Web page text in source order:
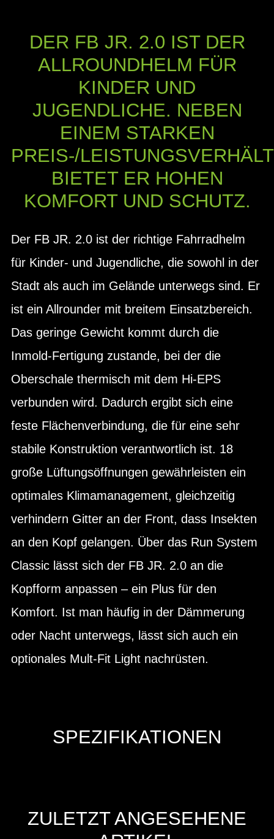
DER FB JR. 2.0 IST DER
ALLROUNDHELM FÜR
KINDER UND
JUGENDLICHE. NEBEN
EINEM STARKEN
PREIS-/
BIETET ER HOHEN
KOMFORT UND SCHUTZ.
Der FB JR. 2.0 ist der richtige Fahrradhelm
für Kinder- und Jugendliche, die sowohl in der
Stadt als auch im Gelände unterwegs sind. Er
ist ein Allrounder mit breitem Einsatzbereich.
Das geringe Gewicht kommt durch die
Inmold-Fertigung zustande, bei der die
Oberschale thermisch mit dem Hi-EPS
verbunden wird. Dadurch ergibt sich eine
feste Flächenverbindung, die für eine sehr
stabile Konstruktion verantwortlich ist. 18
große Lüftungsöffnungen gewährleisten ein
optimales Klimamanagement, gleichzeitig
verhindern Gitter an der Front, dass Insekten
an den Kopf gelangen. Über das Run System
Classic lässt sich der FB JR. 2.0 an die
Kopfform anpassen – ein Plus für den
Komfort. Ist man häufig in der Dämmerung
oder Nacht unterwegs, lässt sich auch ein
optionales Mult-Fit Light nachrüsten.
SPEZIFIKATIONEN
ZULETZT ANGESEHENE